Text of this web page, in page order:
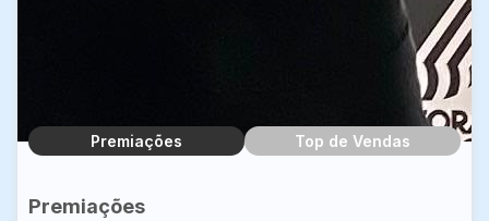
Premiações Top de Vendas
Premiações